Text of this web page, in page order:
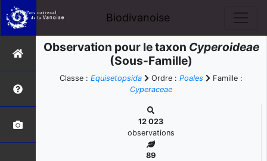
Biodivanoise
Observation pour le taxon Cyperoideae
(Sous-Famille)
Classe : Equisetopsida Ordre : Poales
Famille :
Cyperaceae
12 023
observations
89